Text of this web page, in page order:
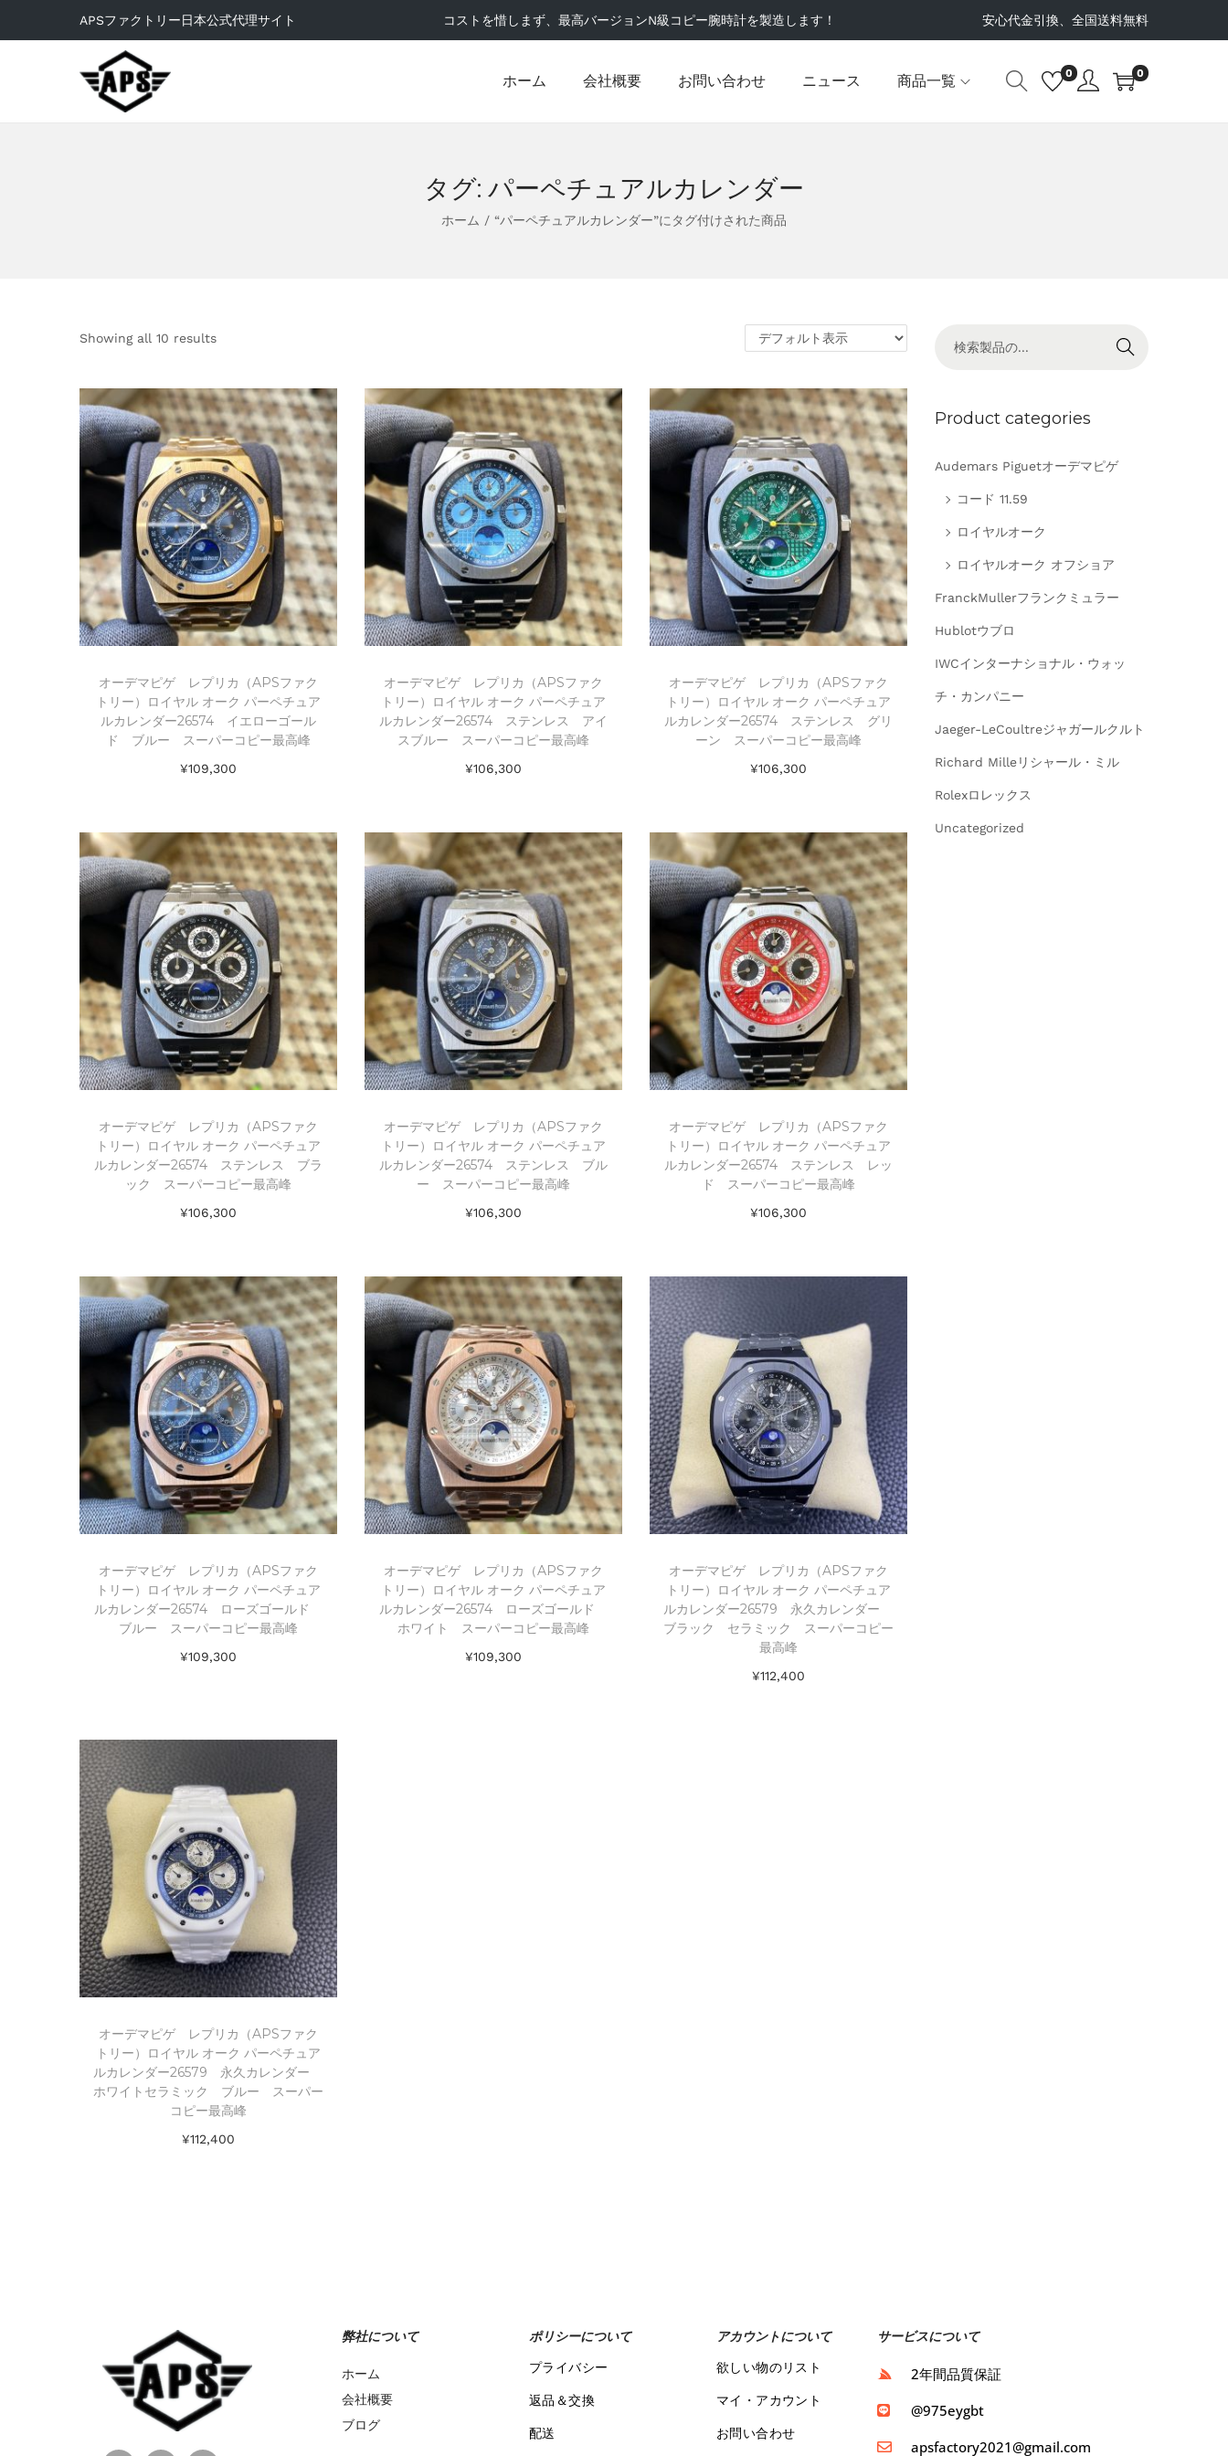
APSファクトリー日本公式代理サイト コストを惜しまず、最高バージョンN級コピー腕時計を製造します！ 安心代金引換、全国送料無料
ホーム 会社概要 お問い合わせ ニュース 商品一覧 0 0
タグ: パーペチュアルカレンダー
ホーム / “パーペチュアルカレンダー”にタグ付けされた商品
Showing all 10 results
オーデマピゲ レプリカ（APSファク
トリー）ロイヤル オーク パーペチュア
ルカレンダー26574 イエローゴール
ド ブルー スーパーコピー最高峰
¥109,300
Add to Wishlist
オーデマピゲ レプリカ（APSファク
トリー）ロイヤル オーク パーペチュア
ルカレンダー26574 ステンレス アイ
スブルー スーパーコピー最高峰
¥106,300
Add to Wishlist
オーデマピゲ レプリカ（APSファク
トリー）ロイヤル オーク パーペチュア
ルカレンダー26574 ステンレス グリ
ーン スーパーコピー最高峰
¥106,300
Add to Wishlist
オーデマピゲ レプリカ（APSファク
トリー）ロイヤル オーク パーペチュア
ルカレンダー26574 ステンレス ブラ
ック スーパーコピー最高峰
¥106,300
Add to Wishlist
オーデマピゲ レプリカ（APSファク
トリー）ロイヤル オーク パーペチュア
ルカレンダー26574 ステンレス ブル
ー スーパーコピー最高峰
¥106,300
Add to Wishlist
オーデマピゲ レプリカ（APSファク
トリー）ロイヤル オーク パーペチュア
ルカレンダー26574 ステンレス レッ
ド スーパーコピー最高峰
¥106,300
Add to Wishlist
オーデマピゲ レプリカ（APSファク
トリー）ロイヤル オーク パーペチュア
ルカレンダー26574 ローズゴールド
ブルー スーパーコピー最高峰
¥109,300
オーデマピゲ レプリカ（APSファク
トリー）ロイヤル オーク パーペチュア
ルカレンダー26574 ローズゴールド
ホワイト スーパーコピー最高峰
¥109,300
オーデマピゲ レプリカ（APSファク
トリー）ロイヤル オーク パーペチュア
ルカレンダー26579 永久カレンダー
ブラック セラミック スーパーコピー
最高峰
¥112,400
オーデマピゲ レプリカ（APSファク
トリー）ロイヤル オーク パーペチュア
ルカレンダー26579 永久カレンダー
ホワイトセラミック ブルー スーパー
コピー最高峰
¥112,400
検索
Product categories
Audemars Piguetオーデマピゲ
コード 11.59
ロイヤルオーク
ロイヤルオーク オフショア
FranckMullerフランクミュラー
Hublotウブロ
IWCインターナショナル・ウォッ
チ・カンパニー
Jaeger-LeCoultreジャガールクルト
Richard Milleリシャール・ミル
Rolexロレックス
Uncategorized
弊社について
ホーム
会社概要
ブログ
ポリシーについて
プライバシー
返品＆交換
配送
アカウントについて
欲しい物のリスト
マイ・アカウント
お問い合わせ
サービスについて
2年間品質保証
@975eygbt
apsfactory2021@gmail.com